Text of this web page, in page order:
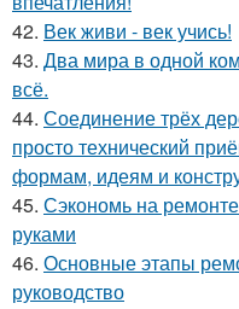
42. Век живи - век учись!
43. Два мира в одной
всё.
44. Соединение трёх
просто технический
формам, идеям и
45. Сэкономь на
руками
46. Основные этапы
руководство